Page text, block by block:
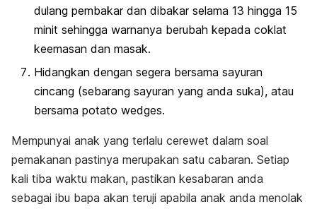
dulang pembakar dan dibakar selama 13 hingga 15
minit sehingga warnanya berubah kepada coklat
keemasan dan masak.
Hidangkan dengan segera bersama sayuran
cincang (sebarang sayuran yang anda suka), atau
bersama potato wedges.
Mempunyai anak yang terlalu cerewet dalam soal
pemakanan pastinya merupakan satu cabaran. Setiap
kali tiba waktu makan, pastikan kesabaran anda
sebagai ibu bapa akan teruji apabila anak anda menolak